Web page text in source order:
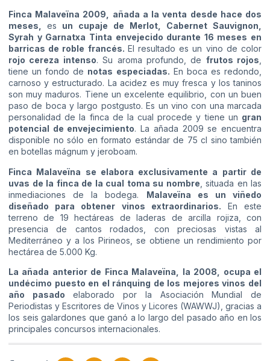
Finca Malaveïna 2009, añada a la venta desde hace dos
meses, es un cupaje de Merlot, Cabernet Sauvignon,
Syrah y Garnatxa Tinta envejecido durante 16 meses en
barricas de roble francés. El resultado es un vino de color
rojo cereza intenso. Su aroma profundo, de frutos rojos
tiene un fondo de notas especiadas. En boca es redondo,
carnoso y estructurado. La acidez es muy fresca y los taninos
son muy maduros. Tiene un excelente equilibrio, con un buen
paso de boca y largo postgusto. Es un vino con una marcada
personalidad de la finca de la cual procede y tiene un gran
potencial de envejecimiento. La añada 2009 se encuentra
disponible no sólo en formato estándar de 75 cl sino también
en botellas mágnum y jeroboam.
Finca Malaveïna se elabora exclusivamente a partir de
uvas de la finca de la cual toma su nombre , situada en las
inmediaciones de la bodega. Malaveïna es un viñedo
diseñado para obtener vinos extraordinarios. En este
terreno de 19 hectáreas de laderas de arcilla rojiza, con
presencia de cantos rodados, con preciosas vistas al
Mediterráneo y a los Pirineos, se obtiene un rendimiento por
hectárea de 5.000 Kg.
La añada anterior de Finca Malaveïna, la 2008, ocupa el
undécimo puesto en el ránquing de los mejores vinos del
año pasado elaborado por la Asociación Mundial de
Periodistas y Escritores de Vinos y Licores (WAWWJ), gracias a
los seis galardones que ganó a lo largo del pasado año en los
principales concursos internacionales.